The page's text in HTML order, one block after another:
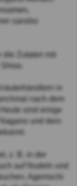
sansho
die Zutaten mit
in
nach dem
sind einige
und dem
z. B. in der
auf Nudeln und
Agemochi